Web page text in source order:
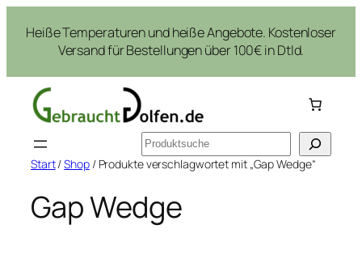
Inhalt
springen
Heiße Temperaturen und heiße Angebote. Kostenloser
Versand für Bestellungen über 100€ in Dtld.
Suchen
Start/Shop/ Produkte verschlagwortet mit „Gap Wedge“
Gap Wedge